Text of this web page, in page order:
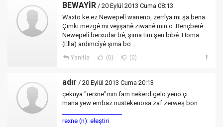
BEWAYİR / 20 Eylül 2013 Cuma 08:13
Waxto ke ez Newepelî waneno, zerrîya mi şa bena.
Çimki mezgê mi veyşanê ziwanê min o. Rençberê
Newepelî berxudar bê, şima tim şen bibê. Homa
(Ella) ardimcîyê şima bo…
Yanıtla (0) (0)
adır / 20 Eylül 2013 Cuma 20:13
çekuya "rerxne"mın fam nekerd gelo yeno çı
mana.yew embaz nustekenosa zaf zerweş bon
rexne (n): eleştiri